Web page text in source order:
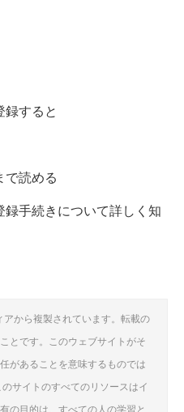
すると
で読める
手続きについて詳しく知
から複製されています。転載の
とです。このウェブサイトがそ
があることを意味するものでは
サイトのすべてのリソースはイ
の目的は、すべての人の学習と